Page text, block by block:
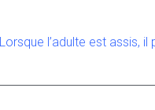
Lorsque l’adulte est assis, il